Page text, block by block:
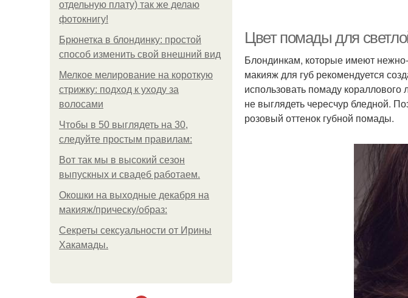
отдельную плату) так же делаю
фотокнигу!
Брюнетка в блондинку: простой
способ изменить свой внешний вид
Мелкое мелирование на короткую
стрижку: подход к уходу за
волосами
Чтобы в 50 выглядеть на 30,
следуйте простым правилам:
Вот так мы в высокий сезон
выпускных и свадеб работаем.
Окошки на выходные декабря на
макияж/прическу/образ:
Секреты сексуальности от Ирины
Хакамады.
Цвет помады для
Блондинкам, которые имеют
макияж для губ рекомендуется
использовать помаду
не выглядеть чересчур бледной.
розовый оттенок губной помады.